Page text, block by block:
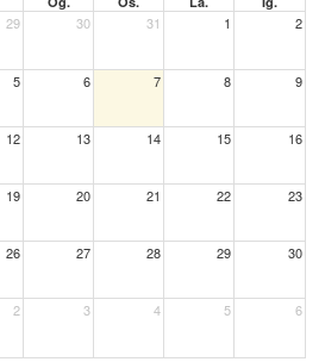
29 30 31 1 2
5 6 7 8 9
12 13 14 15 16
19 20 21 22 23
26 27 28 29 30
2 3 4 5 6